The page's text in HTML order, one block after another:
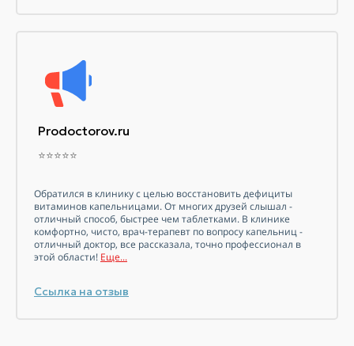
Prodoctorov.ru
⭐⭐⭐⭐⭐
Обратился в клинику с целью восстановить дефициты
витаминов капельницами. От многих друзей слышал -
отличный способ, быстрее чем таблетками. В клинике
комфортно, чисто, врач-терапевт по вопросу капельниц -
отличный доктор, все рассказала, точно профессионал в
этой области! Еще...
Ссылка на отзыв